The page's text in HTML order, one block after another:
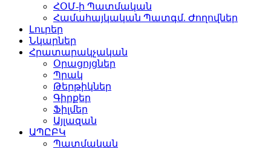
ՀՕՄ-ի Պատմական
Համահայկական Պատգմ. Ժողովներ
Լուրեր
Նկարներ
Հրատարակչական
Օրացոյցներ
Պրակ
Թերթիկներ
Գիրքեր
Ֆիլմեր
Այլազան
ԱՊԸԲԿ
Պատմական